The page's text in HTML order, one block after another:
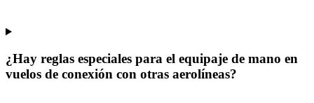
¿Hay reglas especiales para el equipaje de mano en
vuelos de conexión con otras aerolíneas?